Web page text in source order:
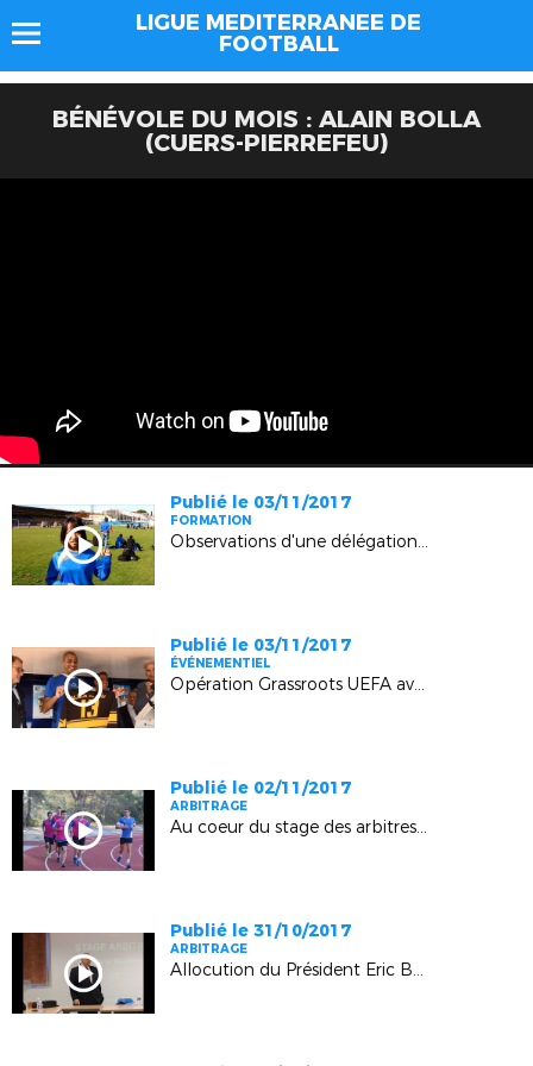
LIGUE MEDITERRANEE DE
FOOTBALL
BÉNÉVOLE DU MOIS : ALAIN BOLLA
(CUERS-PIERREFEU)
Publié le 03/11/2017
FORMATION
Observations d'une délégation chinoise en Provence
Publié le 03/11/2017
ÉVÉNEMENTIEL
Opération Grassroots UEFA avec David Trezeguet (Stade Sevan-Marseille)
Publié le 02/11/2017
ARBITRAGE
Au coeur du stage des arbitres Elite Ligue (Boulouris)
Publié le 31/10/2017
ARBITRAGE
Allocution du Président Eric Borghini lors du stage des Arbitres Elite Ligue (Boulouris)